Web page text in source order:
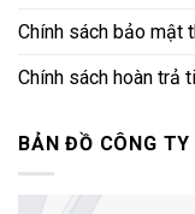
5.Rọ bơm Miha
nhu cầu sử dụng từ
nghiệp lớn. Rọ bơm
lạ xâm nhập vào
Chính sách bảo mật
Chính sách hoàn trả
BẢN ĐỒ CÔNG